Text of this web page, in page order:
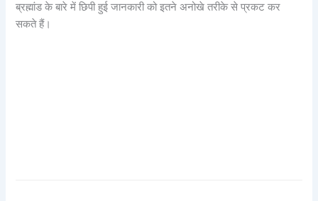
ब्रह्मांड के बारे में छिपी हुई जानकारी को इतने अनोखे तरीके से प्रकट कर
सकते हैं।